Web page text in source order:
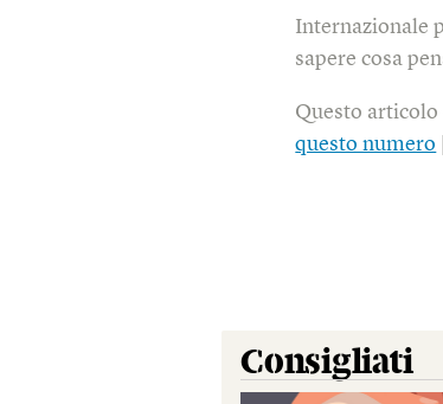
Internazionale
sapere cosa
Questo
questo numero
Consigliati